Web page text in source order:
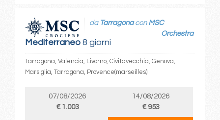
Mediterraneo8 giorni
da Tarragonacon MSC
Orchestra
Tarragona, Valencia, Livorno, Civitavecchia, Genova,
Marsiglia, Tarragona, Provence(marseilles)
07/08/2026
€ 1.003
14/08/2026
€ 953